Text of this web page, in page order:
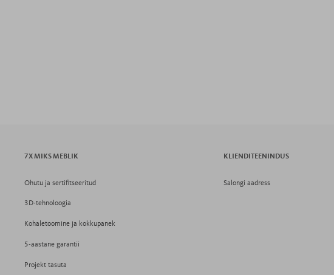
7X MIKS MEBLIK
Ohutu ja sertifitseeritud
3D-tehnoloogia
Kohaletoomine ja kokkupanek
5-aastane garantii
Projekt tasuta
KLIENDITEENINDUS
Salongi aadress